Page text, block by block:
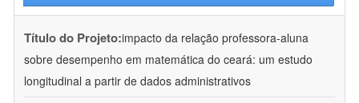
Título do Projeto:impacto da relação professora-aluna
sobre desempenho em matemática do ceará: um estudo
longitudinal a partir de dados administrativos